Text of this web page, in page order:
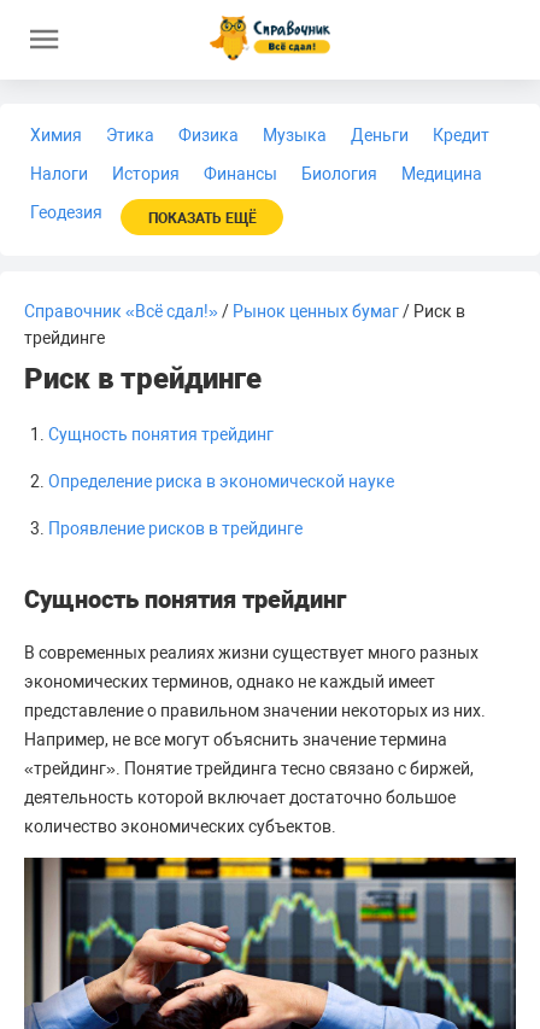
Химия Этика Физика Музыка Деньги
Кредит
Налоги
История Финансы Биология
Медицина
Геодезия
ПОКАЗАТЬ ЕЩЁ
Справочник «Всё сдал!»/ Рынок ценных бумаг/ Риск в
трейдинге
Риск в трейдинге
Сущность понятия трейдинг
Определение риска в экономической науке
Проявление рисков в трейдинге
Сущность понятия трейдинг
В современных реалиях жизни существует много разных
экономических терминов, однако не каждый имеет
представление о правильном значении некоторых из них.
Например, не все могут объяснить значение термина
«трейдинг». Понятие трейдинга тесно связано с биржей,
деятельность которой включает достаточно большое
количество экономических субъектов.